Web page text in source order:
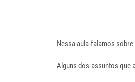
Nessa aula falamos
Alguns dos assuntos que